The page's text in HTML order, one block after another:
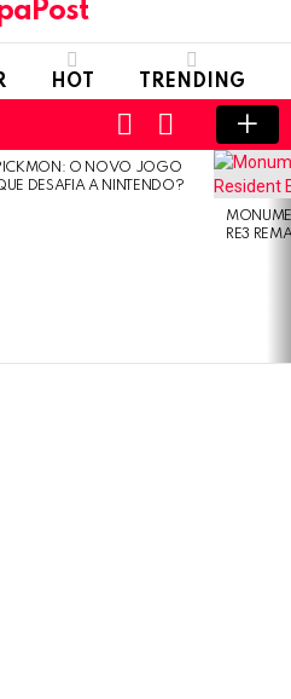
HOT TRENDING
SWITCH
SKIN
LOGIN
O NOVO JOGO
DESAFIA A NINTENDO?
RE3